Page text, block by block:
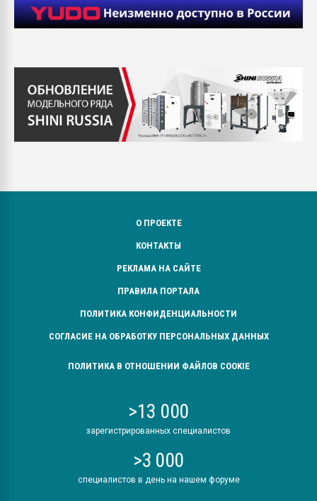
О ПРОЕКТЕ
КОНТАКТЫ
РЕКЛАМА НА САЙТЕ
ПРАВИЛА ПОРТАЛА
ПОЛИТИКА КОНФИДЕНЦИАЛЬНОСТИ
СОГЛАСИЕ НА ОБРАБОТКУ ПЕРСОНАЛЬНЫХ ДАННЫХ
ПОЛИТИКА В ОТНОШЕНИИ ФАЙЛОВ COOKIE
>13 000
зарегистрированных специалистов
>3 000
специалистов в день на нашем форуме